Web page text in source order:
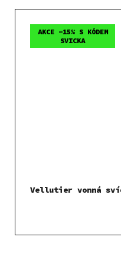
AKCE -15% S KÓDEM
SVICKA
Vellutier vonná